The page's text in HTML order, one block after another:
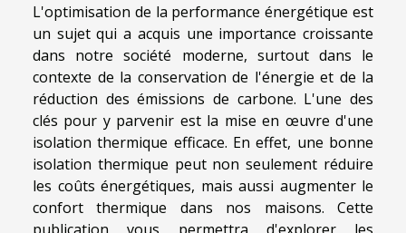
L'optimisation de la performance énergétique est
un sujet qui a acquis une importance croissante
dans notre société moderne, surtout dans le
contexte de la conservation de l'énergie et de la
réduction des émissions de carbone. L'une des
clés pour y parvenir est la mise en œuvre d'une
isolation thermique efficace. En effet, une bonne
isolation thermique peut non seulement réduire
les coûts énergétiques, mais aussi augmenter le
confort thermique dans nos maisons. Cette